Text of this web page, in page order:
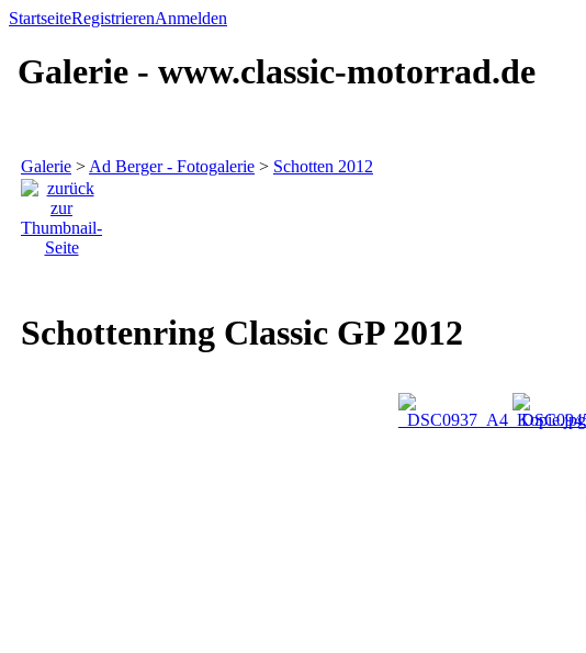
StartseiteRegistrierenAnmelden
Galerie - www.classic-motorrad.de
Galerie > Ad Berger - Fotogalerie > Schotten 2012
Schottenring Classic GP 2012